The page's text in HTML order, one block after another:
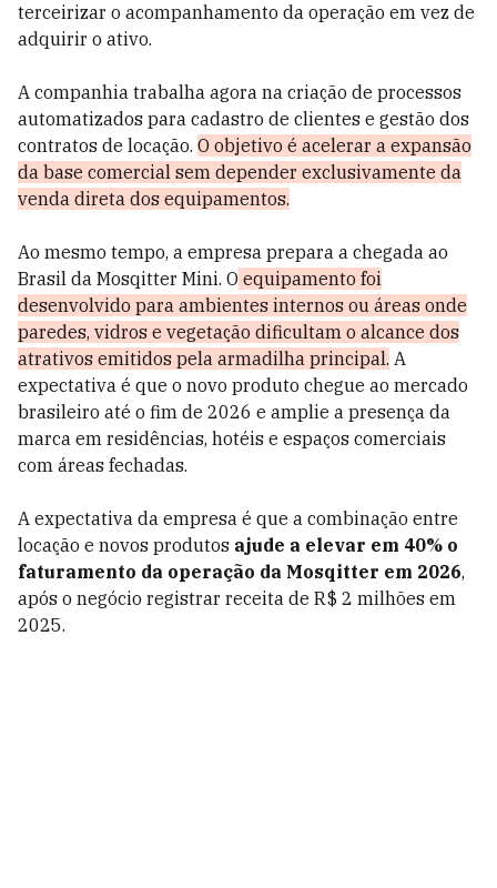
terceirizar o acompanhamento da operação em vez de
adquirir o ativo.
A companhia trabalha agora na criação de processos
automatizados para cadastro de clientes e gestão dos
contratos de locação. O objetivo é acelerar a expansão
da base comercial sem depender exclusivamente da
venda direta dos equipamentos.
Ao mesmo tempo, a empresa prepara a chegada ao
Brasil da Mosqitter Mini. O equipamento foi
desenvolvido para ambientes internos ou áreas onde
paredes, vidros e vegetação dificultam o alcance dos
atrativos emitidos pela armadilha principal. A
expectativa é que o novo produto chegue ao mercado
brasileiro até o fim de 2026 e amplie a presença da
marca em residências, hotéis e espaços comerciais
com áreas fechadas.
A expectativa da empresa é que a combinação entre
locação e novos produtos ajude a elevar em 40% o
faturamento da operação da Mosqitter em 2026,
após o negócio registrar receita de R$ 2 milhões em
2025.